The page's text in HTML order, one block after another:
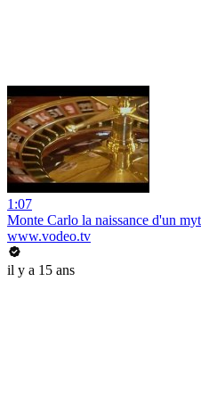
1:07
Monte Carlo la naissance d'un
www.vodeo.tv
il y a 15 ans